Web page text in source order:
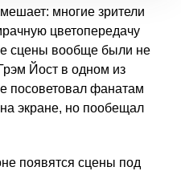
многие зрители
цветопередачу
сцены вообще были не
Йост в одном из
посоветовал фанатам
экране, но пообещал
появятся сцены под